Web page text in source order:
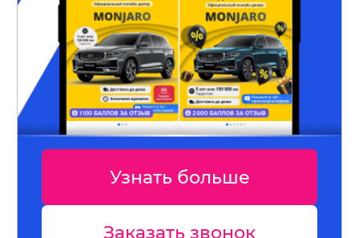
Узнать больше
Заказать звонок